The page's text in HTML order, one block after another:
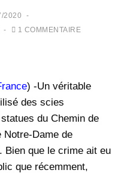
2020
-
- 1 COMMENTAIRE
) -Un véritable
des scies
du Chemin de
Dame de
Bien que le crime ait eu
que récemment,